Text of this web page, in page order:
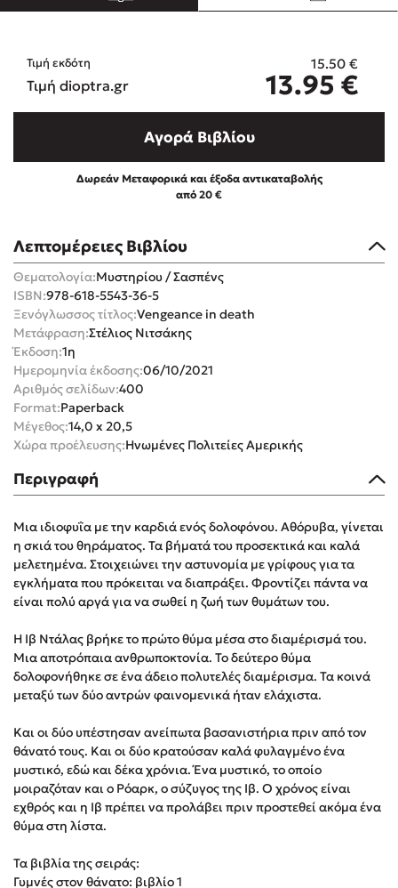
Πάνω, κάτω, μπροστά, πίσω
Η μέθοδος Αφήστε τους
Δημοφιλείς Συγγραφείς
Φυστίκι ΠουΚυλάει
Παύλος Καστανάς
El Sombrero
Sebastian Fitzek
Freida McFadden
Κατρίνα Τσάνταλη
Lucinda Riley
Benzamin Bécue
Rebecca Yarros
Teo Benedetti
Τζένη Κουτσοδημητροπούλου
Emily Henry
Ali Hazelwood
Cori Doerrfeld
Pierdomenico Baccalario
Λεπτομέρειες Βιβλίου
Θεματολογία:Μυστηρίου / Σασπένς
ISBN:978-618-5543-36-5
Ξενόγλωσσος τίτλος:Vengeance in death
Μετάφραση:Στέλιος Νιτσάκης
Έκδοση:1η
Ημερομηνία έκδοσης:06/10/2021
Αριθμός σελίδων:400
Format:Paperback
Μέγεθος:14,0 x 20,5
Χώρα προέλευσης:Ηνωμένες Πολιτείες Αμερικής
Τιμή εκδότη 15.50 €
Τιμή dioptra.gr 13.95 €
Αγορά Βιβλίου
Δωρεάν Μεταφορικά και έξοδα αντικαταβολής
από 20 €
Περιγραφή
Mια ιδιοφυΐα με την καρδιά ενός δολοφόνου. Αθόρυβα, γίνεται
η σκιά του θηράματος. Τα βήματά του προσεκτικά και καλά
μελετημένα. Στοιχειώνει την αστυνομία με γρίφους για τα
εγκλήματα που πρόκειται να διαπράξει. Φροντίζει πάντα να
είναι πολύ αργά για να σωθεί η ζωή των θυμάτων του.
H Ιβ Ντάλας βρήκε το πρώτο θύμα μέσα στο διαμέρισμά του.
Μια αποτρόπαια ανθρωποκτονία. Το δεύτερο θύμα
δολοφονήθηκε σε ένα άδειο πολυτελές διαμέρισμα. Τα κοινά
μεταξύ των δύο αντρών φαινομενικά ήταν ελάχιστα.
Και οι δύο υπέστησαν ανείπωτα βασανιστήρια πριν από τον
θάνατό τους. Και οι δύο κρατούσαν καλά φυλαγμένο ένα
μυστικό, εδώ και δέκα χρόνια. Ένα μυστικό, το οποίο
μοιραζόταν και ο Ρόαρκ, ο σύζυγος της Ιβ. Ο χρόνος είναι
εχθρός και η Ιβ πρέπει να προλάβει πριν προστεθεί ακόμα ένα
θύμα στη λίστα.
Τα βιβλία της σειράς:
Γυμνές στον θάνατο: βιβλίο 1